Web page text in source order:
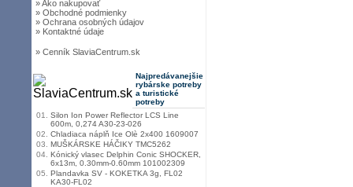
» Ako nakupovať
» Obchodné podmienky
» Ochrana osobných údajov
» Kontaktné údaje
» Cenník SlaviaCentrum.sk
Najpredávanejšie
rybárske potreby
a turistické
potreby
01.
Silon Ion Power Reflector LCS Line
600m, 0,274 A30-23-026
02.
Chladiaca náplň Ice Olè 2x400 1609007
03.
MUŠKÁRSKE HÁČIKY TMC5262
04. Kónický vlasec Delphin Conic SHOCKER,
6x13m, 0.30mm-0.60mm 101002309
05.
Plandavka SV - KOKETKA 3g, FL02
KA30-FL02